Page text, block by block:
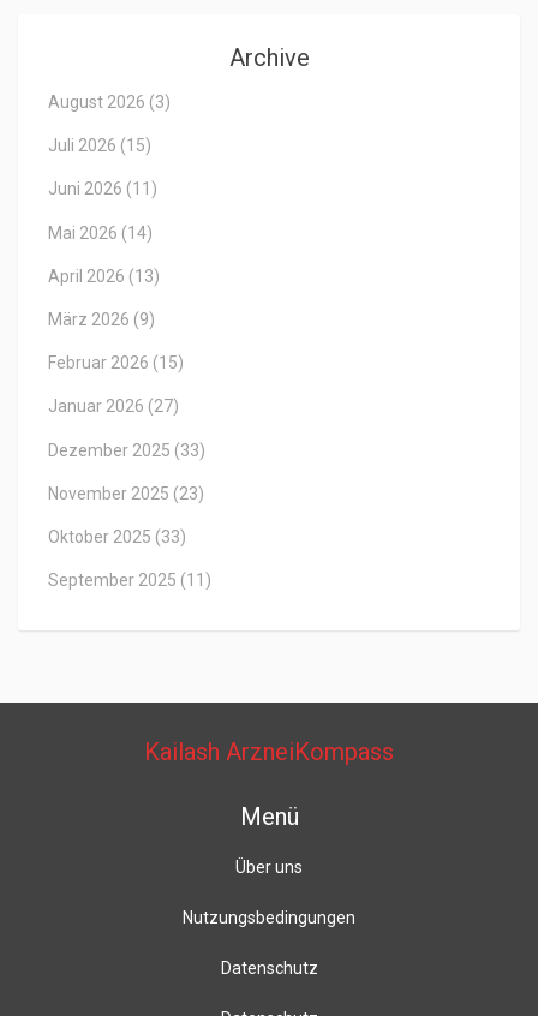
Archive
August 2026 (3)
Juli 2026 (15)
Juni 2026 (11)
Mai 2026 (14)
April 2026 (13)
März 2026 (9)
Februar 2026 (15)
Januar 2026 (27)
Dezember 2025 (33)
November 2025 (23)
Oktober 2025 (33)
September 2025 (11)
Kailash ArzneiKompass
Menü
Über uns
Nutzungsbedingungen
Datenschutz